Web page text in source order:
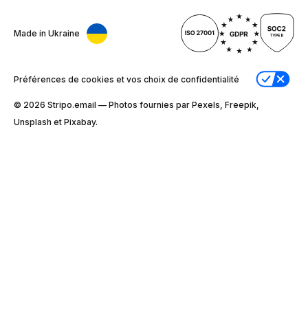
Made in Ukraine
Préférences de cookies et vos choix de confidentialité
© 2026 Stripо.email — Photos fournies par Pexels, Freepik,
Unsplash et Pixabay.